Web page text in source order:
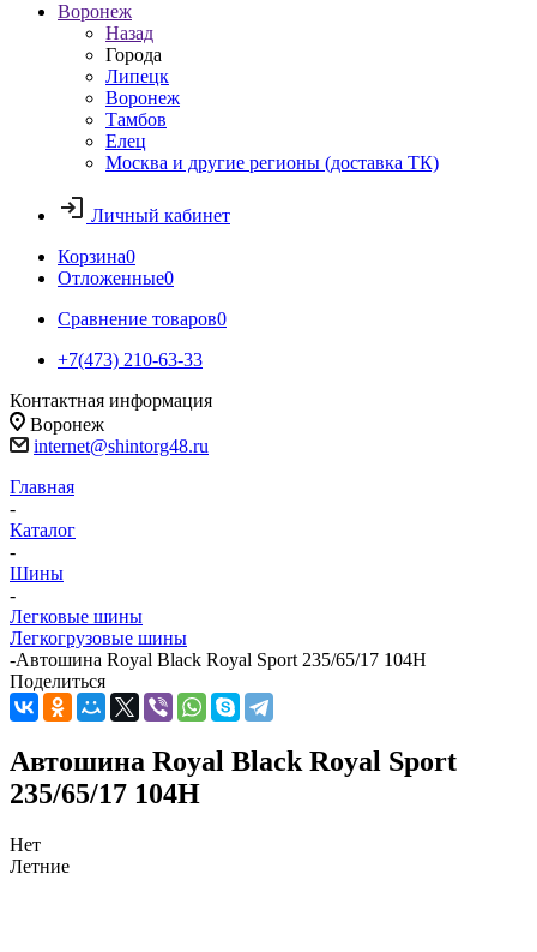
Воронеж
Назад
Города
Липецк
Воронеж
Тамбов
Елец
Москва и другие регионы (доставка ТК)
Личный кабинет
Корзина0
Отложенные0
Сравнение товаров0
+7(473) 210-63-33
Контактная информация
Воронеж
internet@shintorg48.ru
Главная
-
Каталог
-
Шины
-
Легковые шины
Легкогрузовые шины
-Автошина Royal Black Royal Sport 235/65/17 104H
Поделиться
Автошина Royal Black Royal Sport
235/65/17 104H
Нет
Летние